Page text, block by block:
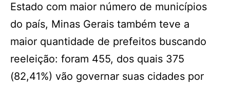
Estado com maior número de municípios
do país, Minas Gerais também teve a
maior quantidade de prefeitos buscando
reeleição: foram 455, dos quais 375
(82,41%) vão governar suas cidades por